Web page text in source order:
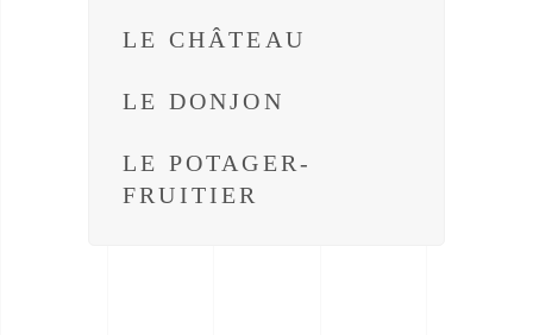
LE CHÂTEAU
LE DONJON
LE POTAGER-
FRUITIER